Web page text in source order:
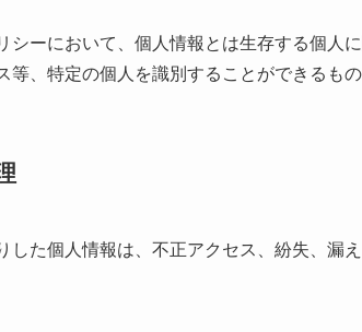
シーにおいて、個人情報とは生存する個人
等、特定の個人を識別することができるもの
した個人情報は、不正アクセス、紛失、漏